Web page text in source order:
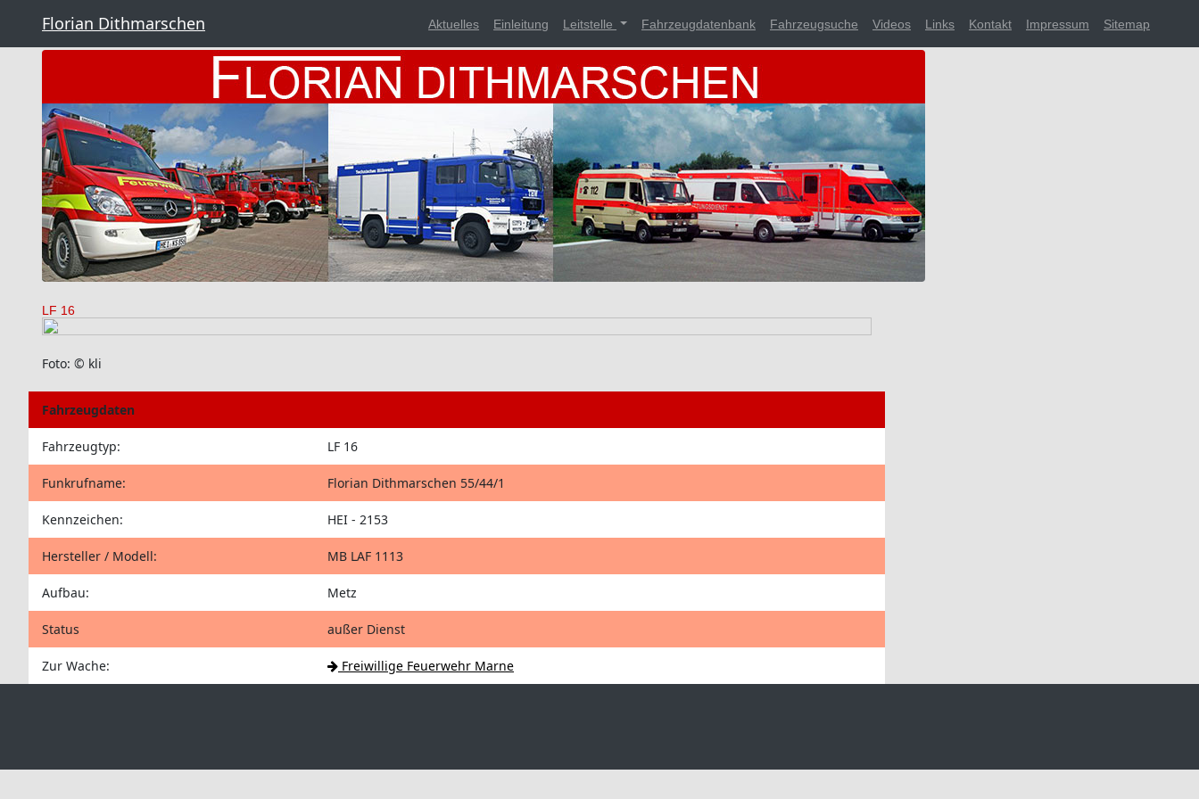
Florian Dithmarschen Aktuelles Einleitung Leitstelle Fahrzeugdatenbank Fahrzeugsuche Videos Links Kontakt Impressum Sitemap
LF 16
Foto: © kli
Fahrzeugdaten
Fahrzeugtyp: LF 16
Funkrufname: Florian Dithmarschen 55/44/1
Kennzeichen: HEI - 2153
Hersteller / Modell: MB LAF 1113
Aufbau: Metz
Status außer Dienst
Zur Wache: Freiwillige Feuerwehr Marne